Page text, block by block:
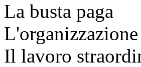
La busta paga
Il lavoro